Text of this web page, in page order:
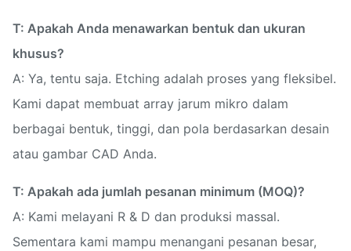
T: Apakah Anda menawarkan bentuk dan ukuran
khusus?
A: Ya, tentu saja. Etching adalah proses yang fleksibel.
Kami dapat membuat array jarum mikro dalam
berbagai bentuk, tinggi, dan pola berdasarkan desain
atau gambar CAD Anda.
T: Apakah ada jumlah pesanan minimum (MOQ)?
A: Kami melayani R & D dan produksi massal.
Sementara kami mampu menangani pesanan besar,